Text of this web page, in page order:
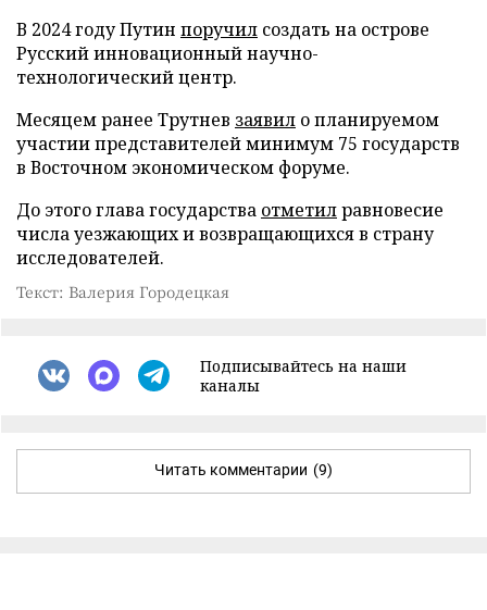
В 2024 году Путин поручил создать на острове
Русский инновационный научно-
технологический центр.
Месяцем ранее Трутнев заявил о планируемом
участии представителей минимум 75 государств
в Восточном экономическом форуме.
До этого глава государства отметилравновесие
числа уезжающих и возвращающихся в страну
исследователей.
Текст: Валерия Городецкая
Подписывайтесь на наши
каналы
Читать комментарии (9)